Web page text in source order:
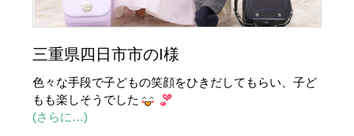
三重県四日市市のI様
色々な手段で子どもの笑顔をひきだしてもらい、子ど
もも楽しそうでした
(さらに…)